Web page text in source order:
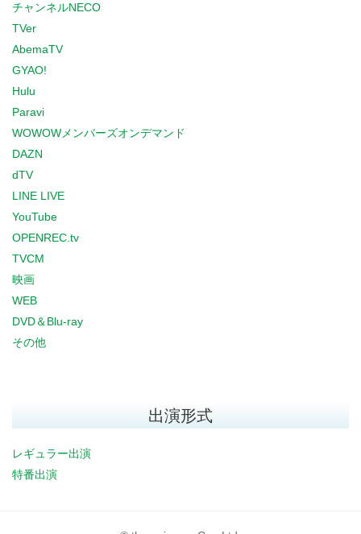
チャンネルNECO
TVer
AbemaTV
GYAO!
Hulu
Paravi
WOWOWメンバーズオンデマンド
DAZN
dTV
LINE LIVE
YouTube
OPENREC.tv
TVCM
映画
WEB
DVD＆Blu-ray
その他
出演形式
レギュラー出演
特番出演